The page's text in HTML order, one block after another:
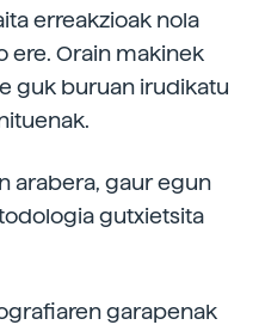
erreakzioak nola
ere. Orain makinek
guk buruan irudikatu
arabera, gaur egun
gutxietsita
garapenak